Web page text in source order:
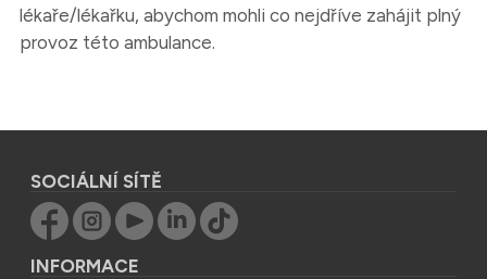
lékaře/lékařku, abychom mohli co nejdříve zahájit plný
provoz této ambulance.
SOCIÁLNÍ SÍTĚ
INFORMACE